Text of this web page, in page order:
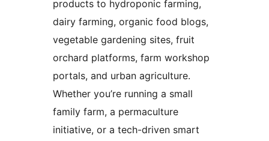
products to hydroponic farming,
dairy farming, organic food blogs,
vegetable gardening sites, fruit
orchard platforms, farm workshop
portals, and urban agriculture.
Whether you’re running a small
family farm, a permaculture
initiative, or a tech-driven smart